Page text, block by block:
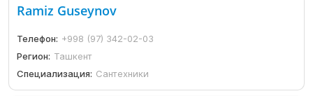
Ramiz Guseynov
Телефон: +998 (97) 342-02-03
Регион: Ташкент
Специализация: Сантехники